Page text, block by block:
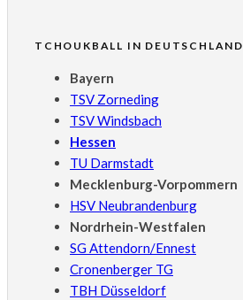
TCHOUKBALL IN DEUTSCHLAND
Bayern
TSV Zorneding
TSV Windsbach
Hessen
TU Darmstadt
Mecklenburg-Vorpommern
HSV Neubrandenburg
Nordrhein-Westfalen
SG Attendorn/Ennest
Cronenberger TG
TBH Düsseldorf